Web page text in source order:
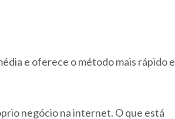
e oferece o método mais rápido e
negócio na internet. O que está